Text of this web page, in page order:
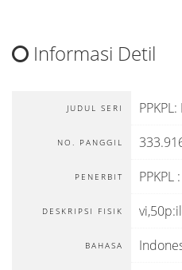
Informasi Detil
JUDUL SERI
NO. PANGGIL
PENERBIT PPKPL :
DESKRIPSI FISIK
BAHASA